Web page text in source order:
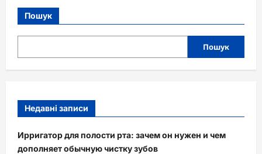
Пошук
Пошук
Недавні записи
Ирригатор для полости рта: зачем он нужен и чем
дополняет обычную чистку зубов